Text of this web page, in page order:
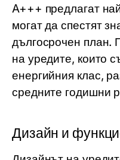
A+++ предлагат
могат да спестят
дългосрочен план.
на уредите, които
енергийния клас,
средните годишни
Дизайн и